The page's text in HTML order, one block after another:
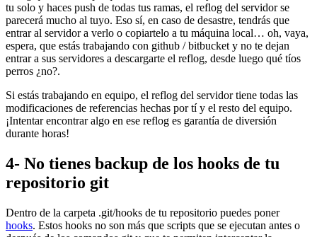
tu solo y haces push de todas tus ramas, el reflog del servidor se
parecerá mucho al tuyo. Eso sí, en caso de desastre, tendrás que
entrar al servidor a verlo o copiartelo a tu máquina local… oh, vaya,
espera, que estás trabajando con github / bitbucket y no te dejan
entrar a sus servidores a descargarte el reflog, desde luego qué tíos
perros ¿no?.
Si estás trabajando en equipo, el reflog del servidor tiene todas las
modificaciones de referencias hechas por tí y el resto del equipo.
¡Intentar encontrar algo en ese reflog es garantía de diversión
durante horas!
4- No tienes backup de los hooks de tu
repositorio git
Dentro de la carpeta .git/hooks de tu repositorio puedes poner
hooks. Estos hooks no son más que scripts que se ejecutan antes o